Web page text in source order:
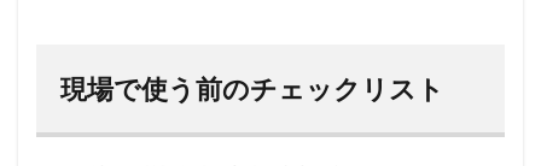
現場で使う前のチェックリスト